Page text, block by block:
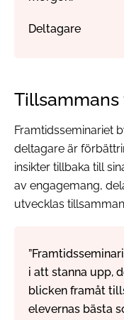
Deltagare
Framtidsseminariet
deltagare är
insikter tillbaka till
av engagemang,
utvecklas
i att stanna upp,
blicken framåt
elevernas bästa